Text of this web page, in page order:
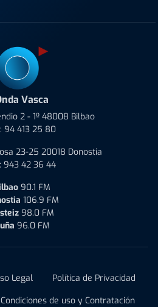
Vasca
2 - 1º 48008 Bilbao
94 413 25 80
23-25 20018 Donostia
943 42 36 44
90.1 FM
106.9 FM
98.0 FM
96.0 FM
Legal
Política de Privacidad
Condiciones de uso y Contratación